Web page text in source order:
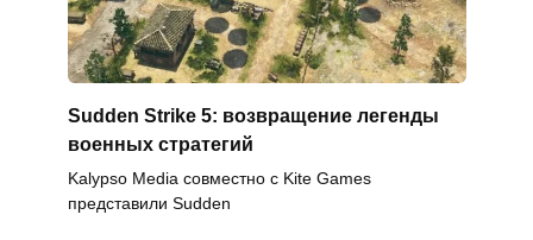
Sudden Strike 5: возвращение легенды
военных стратегий
Kalypso Media совместно с Kite Games
представили Sudden